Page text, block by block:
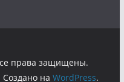
права защищены.
Создано наWordPress.